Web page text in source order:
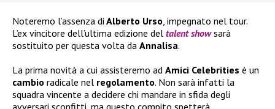
Noteremo l’assenza di Alberto Urso, impegnato nel tour.
L’ex vincitore dell’ultima edizione del talent showsarà
sostituito per questa volta da Annalisa.
La prima novità a cui assisteremo ad Amici Celebrities è un
cambio radicale nel regolamento. Non sarà infatti la
squadra vincente a decidere chi mandare in sfida degli